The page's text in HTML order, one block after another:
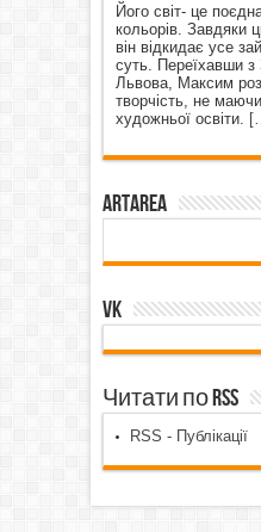
Його світ- це
кольорів. Завдяки
він відкидає усе
суть. Переїхавши з
Львова, Максим
творчість, не
художньої освіти.
ArtArea
VK
Читати по RSS
RSS - Публікації